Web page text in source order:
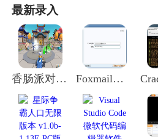
既然要玩好偷钱比赛手游，自
就来分享一些实用的偷钱技巧
最新录入
香肠派对电脑版 v2.70 Win版 Foxmail邮箱电脑版 v7.2.25.331 最新版